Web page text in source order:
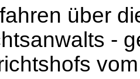
über
-